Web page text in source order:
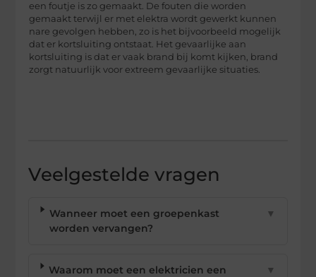
een foutje is zo gemaakt. De fouten die worden
gemaakt terwijl er met elektra wordt gewerkt kunnen
nare gevolgen hebben, zo is het bijvoorbeeld mogelijk
dat er kortsluiting ontstaat. Het gevaarlijke aan
kortsluiting is dat er vaak brand bij komt kijken, brand
zorgt natuurlijk voor extreem gevaarlijke situaties.
Veelgestelde vragen
Wanneer moet een groepenkast
worden vervangen?
▼
Waarom moet een elektricien een
▼